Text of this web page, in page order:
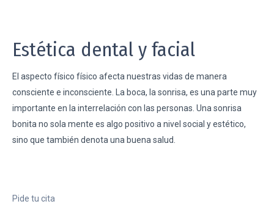
Estética dental y facial
El aspecto físico físico afecta nuestras vidas de manera
consciente e inconsciente. La boca, la sonrisa, es una parte muy
importante en la interrelación con las personas. Una sonrisa
bonita no sola mente es algo positivo a nivel social y estético,
sino que también denota una buena salud.
Pide tu cita